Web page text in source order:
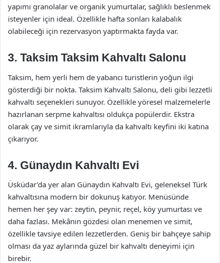
yapımı granolalar ve organik yumurtalar, sağlıklı beslenmek
isteyenler için ideal. Özellikle hafta sonları kalabalık
olabileceği için rezervasyon yaptırmakta fayda var.
3. Taksim Taksim Kahvaltı Salonu
Taksim, hem yerli hem de yabancı turistlerin yoğun ilgi
gösterdiği bir nokta. Taksim Kahvaltı Salonu, deli gibi lezzetli
kahvaltı seçenekleri sunuyor. Özellikle yöresel malzemelerle
hazırlanan serpme kahvaltısı oldukça popülerdir. Ekstra
olarak çay ve simit ikramlarıyla da kahvaltı keyfini iki katına
çıkarıyor.
4. Günaydın Kahvaltı Evi
Üsküdar’da yer alan Günaydın Kahvaltı Evi, geleneksel Türk
kahvaltısına modern bir dokunuş katıyor. Menüsünde
hemen her şey var: zeytin, peynir, reçel, köy yumurtası ve
daha fazlası. Mekânın gözdesi olan menemen ve simit,
özellikle tavsiye edilen lezzetlerden. Geniş bir bahçeye sahip
olması da yaz aylarında güzel bir kahvaltı deneyimi için
birebir.